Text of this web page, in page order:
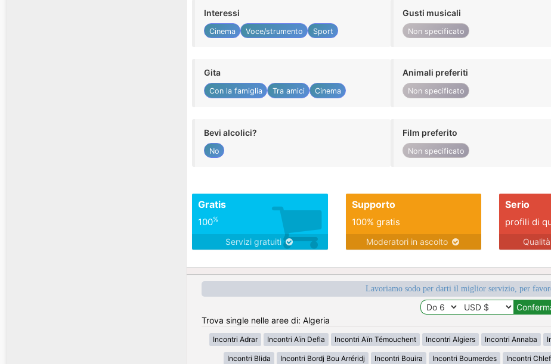
Interessi
Cinema Voce/strumento Sport
Gusti musicali
Non specificato
Gita
Con la famiglia Tra amici Cinema
Animali preferiti
Non specificato
Bevi alcolici?
No
Film preferito
Non specificato
Gratis
100%
Servizi gratuiti
Supporto
100% gratis
Moderatori in ascolto
Serio
profili di
Lavoriamo sodo per darti il miglior servizio, per
Trova single nelle aree di: Algeria
Incontri Adrar Incontri Aïn Defla Incontri Aïn Témouchent Incontri Algiers Incontri Annaba
Incontri Blida Incontri Bordj Bou Arréridj Incontri Bouira Incontri Boumerdes Incontri Chlef